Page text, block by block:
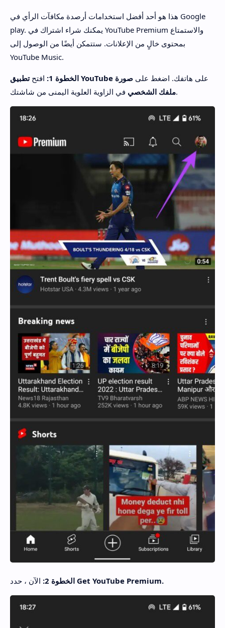
هذا هو أحد أفضل استخدامات أرصدة مكافآت الرأي في Google
play. يمكنك شراء اشتراك في YouTube Premium والاستمتاع
بمحتوى خالٍ من الإعلانات. ستتمكن أيضًا من الوصول إلى
YouTube Music.
الخطوة 1: افتح تطبيق YouTube على هاتفك. اضغط على صورة
ملفك الشخصيفي الزاوية العلوية اليمنى من شاشتك.
الخطوة 2: الآن ، حدد Get YouTube Premium.